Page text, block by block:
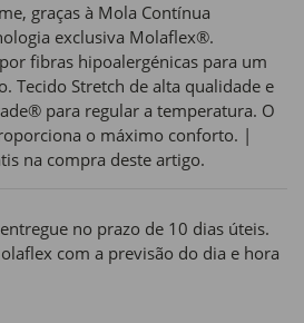
graças à Mola Contínua
exclusiva Molaflex®.
fibras hipoalergénicas para um
Tecido Stretch de alta qualidade e
para regular a temperatura. O
o máximo conforto. |
na compra deste artigo.
no prazo de 10 dias úteis.
com a previsão do dia e hora